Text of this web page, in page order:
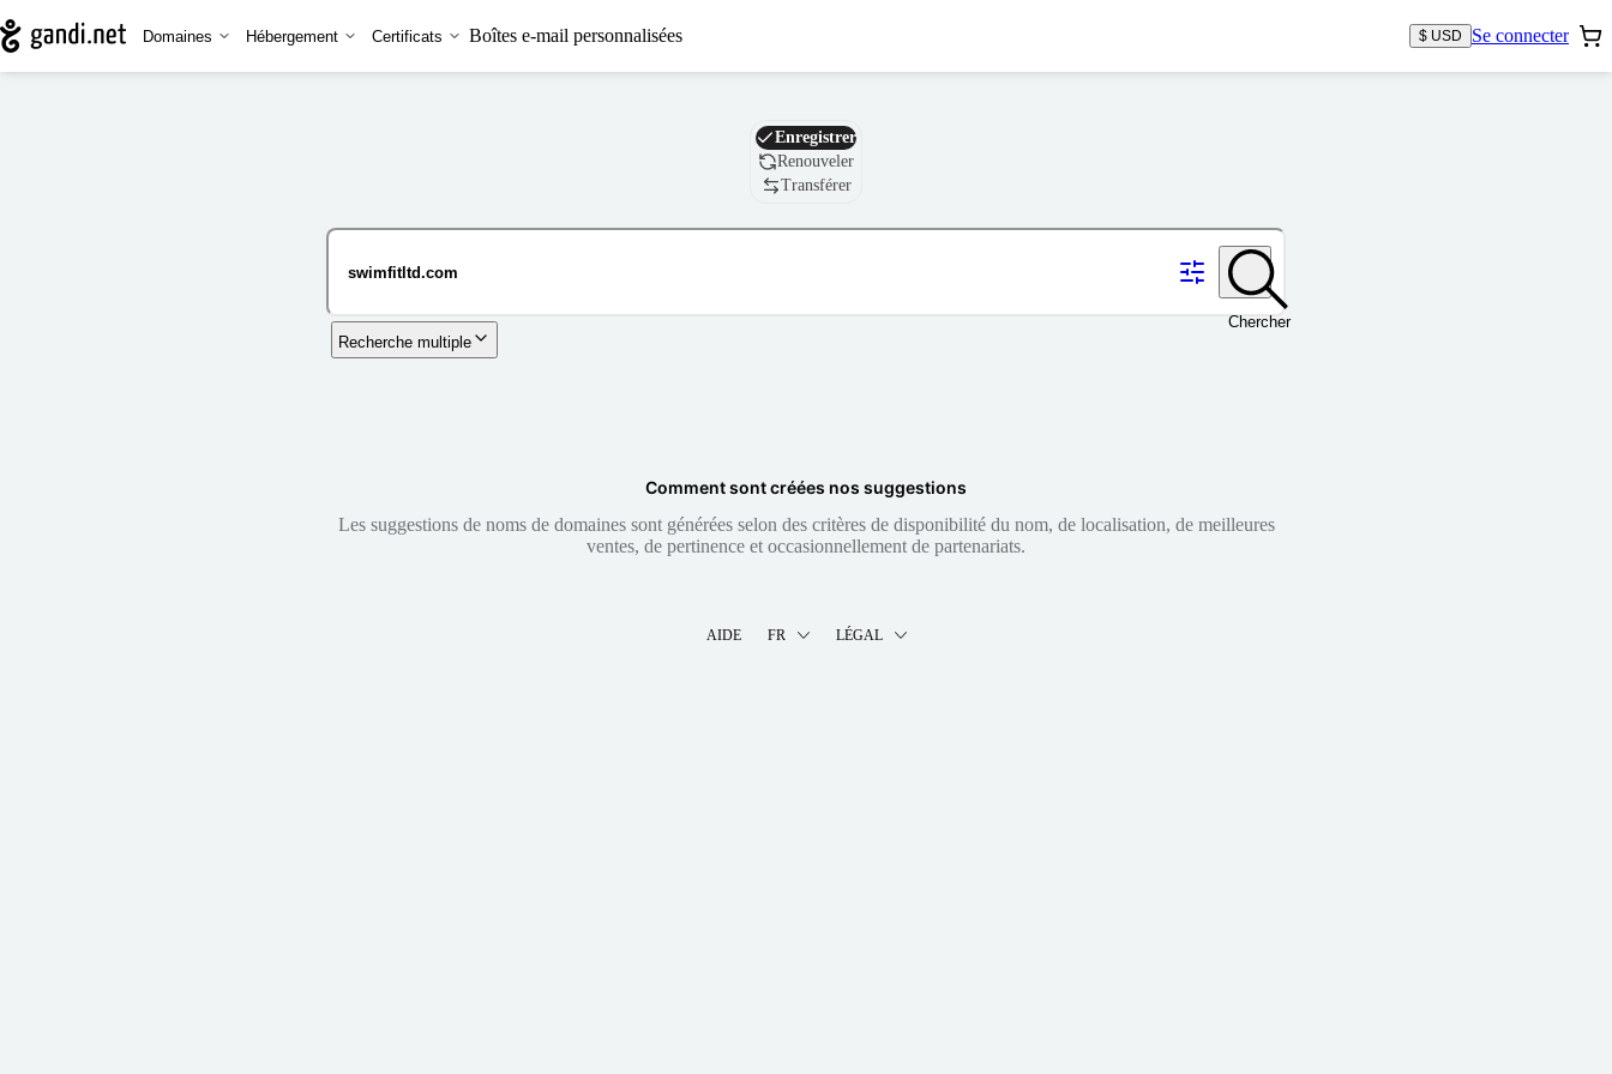
Domaines Hébergement Certificats Boîtes e-mail personnalisées $ USD Se connecter
Nom de domaine
Enregistrer
Renouveler
Transférer
Chercher
Recherche multiple
Comment sont créées nos suggestions
Les suggestions de noms de domaines sont générées selon des critères de disponibilité du nom, de localisation, de meilleures
ventes, de pertinence et occasionnellement de partenariats.
AIDE FR LÉGAL